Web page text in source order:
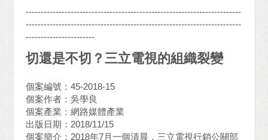
------------------------------------------------------------------------
------------------------------------------------------------------------
-----------------------
切還是不切？三立電視的組織裂變
個案編號：45-2018-15
個案作者：吳學良
個案產業：網路媒體產業
出版日期：2018/11/15
個案簡介：2018年7月一個清晨，三立電視行銷公關部